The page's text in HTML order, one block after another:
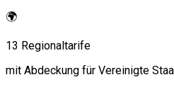
🌍
13 Regionaltarife
mit Abdeckung für Vereinigte